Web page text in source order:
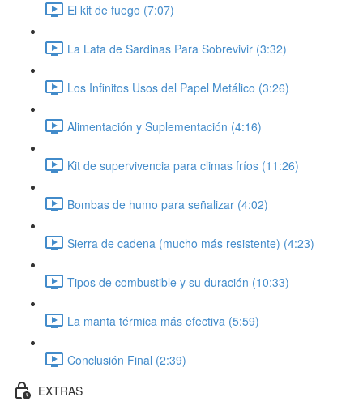
El kit de fuego (7:07)
La Lata de Sardinas Para Sobrevivir (3:32)
Los Infinitos Usos del Papel Metálico (3:26)
Alimentación y Suplementación (4:16)
Kit de supervivencia para climas fríos (11:26)
Bombas de humo para señalizar (4:02)
Sierra de cadena (mucho más resistente) (4:23)
Tipos de combustible y su duración (10:33)
La manta térmica más efectiva (5:59)
Conclusión Final (2:39)
EXTRAS